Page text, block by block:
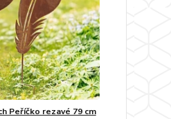
Peříčko rezavé 79 cm